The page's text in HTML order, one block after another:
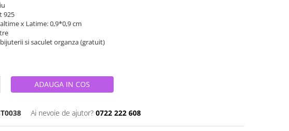
925
x Latime: 0,9*0,9 cm
si saculet organza (gratuit)
ADAUGA IN COS
Ai nevoie de ajutor? 0722 222 608